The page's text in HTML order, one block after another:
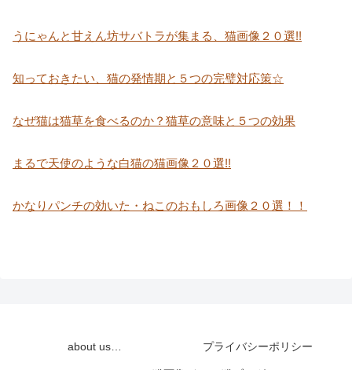
うにゃんと甘えん坊サバトラが集まる、猫画像２０選!!
知っておきたい、猫の発情期と５つの完璧対応策☆
なぜ猫は猫草を食べるのか？猫草の意味と５つの効果
まるで天使のような白猫の猫画像２０選!!
かなりパンチの効いた・ねこのおもしろ画像２０選！！
about us… プライバシーポリシー